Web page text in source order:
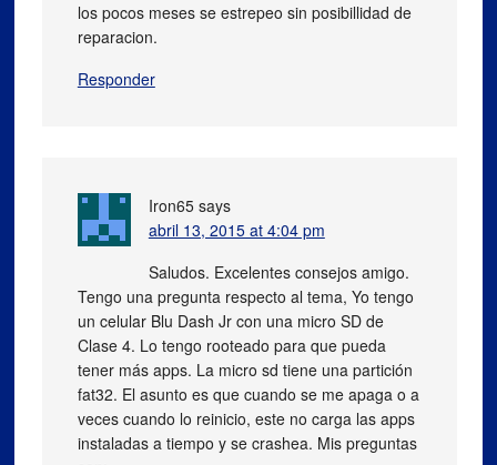
los pocos meses se estrepeo sin posibillidad de
reparacion.
Responder
Iron65 says
abril 13, 2015 at 4:04 pm
Saludos. Excelentes consejos amigo.
Tengo una pregunta respecto al tema, Yo tengo
un celular Blu Dash Jr con una micro SD de
Clase 4. Lo tengo rooteado para que pueda
tener más apps. La micro sd tiene una partición
fat32. El asunto es que cuando se me apaga o a
veces cuando lo reinicio, este no carga las apps
instaladas a tiempo y se crashea. Mis preguntas